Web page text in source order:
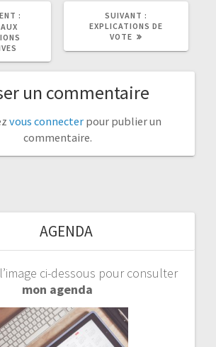
: SUIVANT :
EXPLICATIONS DE
VOTE
un commentaire
vous connecter pour publier un
commentaire.
AGENDA
ci-dessous pour consulter
mon agenda